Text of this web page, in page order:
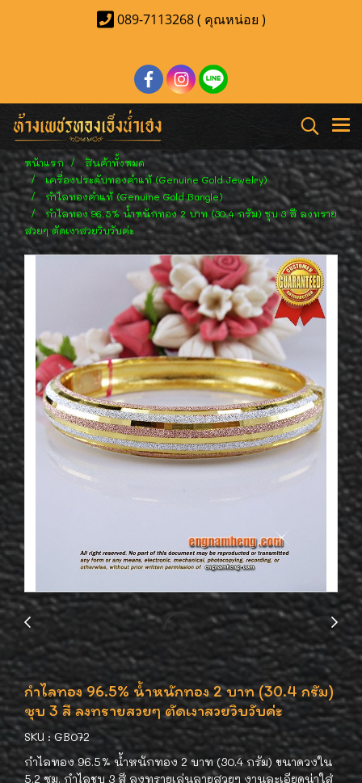
089-7113268 ( คุณหน่อย )
หน้าแรก
สินค้าทั้งหมด
เครื่องประดับทองคำแท้ (Genuine Gold Jewelry)
กำไลทองคำแท้ (Genuine Gold Bangle)
กำไลทอง 96.5% น้ำหนักทอง 2 บาท (30.4 กรัม) ชุบ 3 สี ลงทราย
สวยๆ ตัดเงาสวยวิบวับค่ะ
กำไลทอง 96.5% น้ำหนักทอง 2 บาท (30.4 กรัม)
ชุบ 3 สี ลงทรายสวยๆ ตัดเงาสวยวิบวับค่ะ
SKU : GB072
กำไลทอง 96.5% น้ำหนักทอง 2 บาท (30.4 กรัม) ขนาดวงใน
5.2 ซม. กำไลชุบ 3 สี ลงทรายเล่นลายสวยๆ งานละเอียดน่าใส่